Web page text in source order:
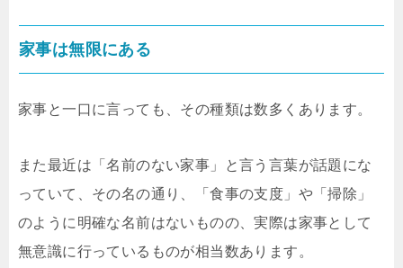
家事は無限にある
家事と一口に言っても、その種類は数多くあります。
また最近は「名前のない家事」と言う言葉が話題にな
っていて、その名の通り、「食事の支度」や「掃除」
のように明確な名前はないものの、実際は家事として
無意識に行っているものが相当数あります。